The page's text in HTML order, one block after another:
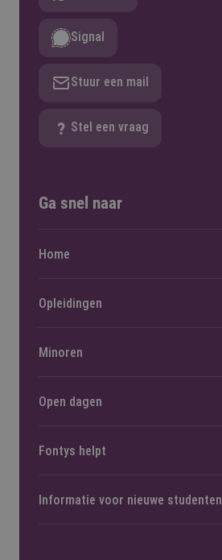
Signal
Stuur een mail
Stel een vraag
Ga snel naar
Home
Opleidingen
Minoren
Open dagen
Fontys helpt
Informatie voor nieuwe studenten